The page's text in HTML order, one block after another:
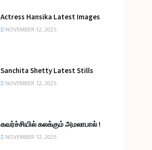
Actress Hansika Latest Images
NOVEMBER 12, 2025
Sanchita Shetty Latest Stills
NOVEMBER 12, 2025
கவர்ச்சியில் கலக்கும் அமலாபால் !
NOVEMBER 12, 2025